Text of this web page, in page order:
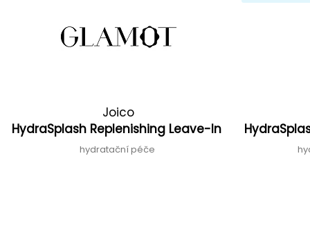
Joico
HydraSplash Replenishing Leave-In
hydratační péče